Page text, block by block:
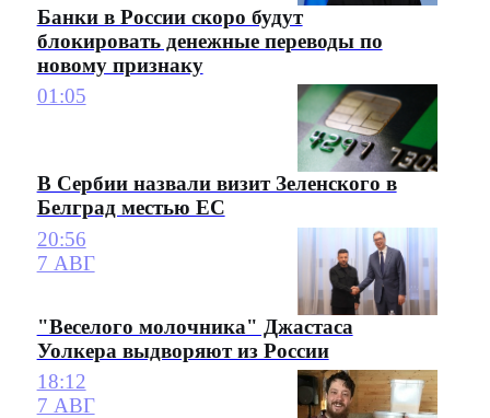
Банки в России скоро будут
блокировать денежные переводы по
новому признаку
01:05
В Сербии назвали визит Зеленского в
Белград местью ЕС
20:56
7 АВГ
"Веселого молочника" Джастаса
Уолкера выдворяют из России
18:12
7 АВГ